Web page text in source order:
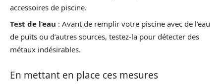
accessoires de piscine.
Test de l’eau : Avant de remplir votre piscine avec de l’eau
de puits ou d’autres sources, testez-la pour détecter des
métaux indésirables.
En mettant en place ces mesures